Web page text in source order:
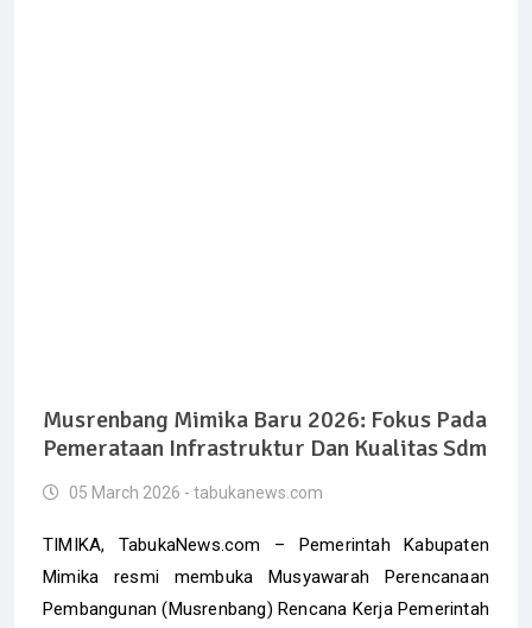
Musrenbang Mimika Baru 2026: Fokus Pada
Pemerataan Infrastruktur Dan Kualitas Sdm
05 March 2026 - tabukanews.com
​TIMIKA, TabukaNews.com – Pemerintah Kabupaten
Mimika resmi membuka Musyawarah Perencanaan
Pembangunan (Musrenbang) Rencana Kerja Pemerintah